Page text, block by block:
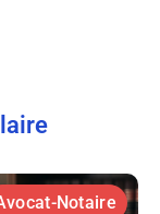
Notaire